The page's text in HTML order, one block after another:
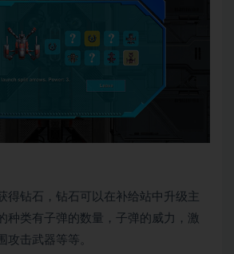
得钻石，钻石可以在补给站中升级主
种类有子弹的数量，子弹的威力，激
攻击武器等等。